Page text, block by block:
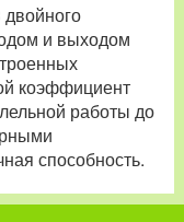
и выходом
коэффициент
работы до
способность.